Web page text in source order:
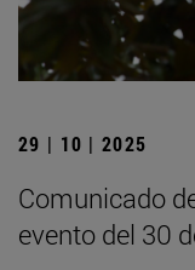
29 | 10 | 2025
Comunicado
evento del 30